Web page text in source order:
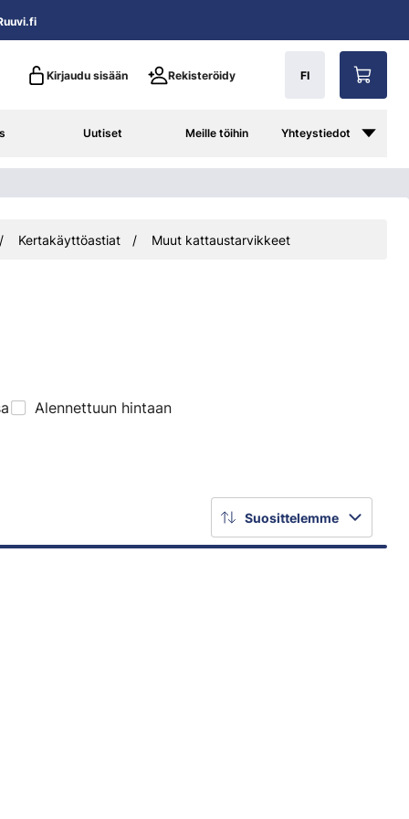
Kirjaudu sisään Rekisteröidy FI
Uutiset Meille töihin Yhteystiedot
Kertakäyttöastiat Muut kattaustarvikkeet
Alennettuun hintaan
Suosittelemme